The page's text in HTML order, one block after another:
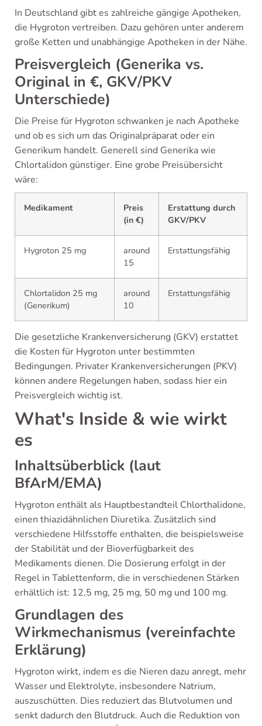
In Deutschland gibt es zahlreiche gängige Apotheken,
die Hygroton vertreiben. Dazu gehören unter anderem
große Ketten und unabhängige Apotheken in der Nähe.
Preisvergleich (Generika vs.
Original in €, GKV/PKV
Unterschiede)
Die Preise für Hygroton schwanken je nach Apotheke
und ob es sich um das Originalpräparat oder ein
Generikum handelt. Generell sind Generika wie
Chlortalidon günstiger. Eine grobe Preisübersicht
wäre:
Medikament
Preis
(in €)
Erstattung durch
GKV/PKV
Hygroton 25 mg
around
15
Erstattungsfähig
Chlortalidon 25 mg
(Generikum)
around
10
Erstattungsfähig
Die gesetzliche Krankenversicherung (GKV) erstattet
die Kosten für Hygroton unter bestimmten
Bedingungen. Privater Krankenversicherungen (PKV)
können andere Regelungen haben, sodass hier ein
Preisvergleich wichtig ist.
What's Inside & wie wirkt
es
Inhaltsüberblick (laut
BfArM/EMA)
Hygroton enthält als Hauptbestandteil Chlorthalidone,
einen thiazidähnlichen Diuretika. Zusätzlich sind
verschiedene Hilfsstoffe enthalten, die beispielsweise
der Stabilität und der Bioverfügbarkeit des
Medikaments dienen. Die Dosierung erfolgt in der
Regel in Tablettenform, die in verschiedenen Stärken
erhältlich ist: 12,5 mg, 25 mg, 50 mg und 100 mg.
Grundlagen des
Wirkmechanismus (vereinfachte
Erklärung)
Hygroton wirkt, indem es die Nieren dazu anregt, mehr
Wasser und Elektrolyte, insbesondere Natrium,
auszuschütten. Dies reduziert das Blutvolumen und
senkt dadurch den Blutdruck. Auch die Reduktion von